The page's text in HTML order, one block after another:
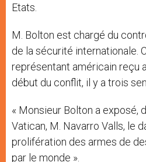
Etats.
M. Bolton est chargé du
de la sécurité internationale.
représentant américain reçu
début du conflit, il y a trois
« Monsieur Bolton a exposé,
Vatican, M. Navarro Valls, le
prolifération des armes de
par le monde ».